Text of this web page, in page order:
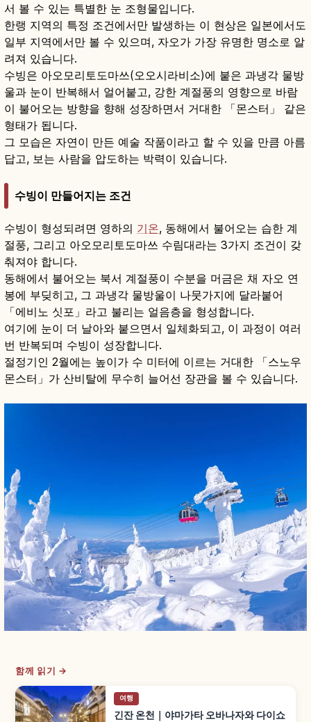
서 볼 수 있는 특별한 눈 조형물입니다.
한랭 지역의 특정 조건에서만 발생하는 이 현상은 일본에서도
일부 지역에서만 볼 수 있으며, 자오가 가장 유명한 명소로 알
려져 있습니다.
수빙은 아오모리토도마쓰(오오시라비소)에 붙은 과냉각 물방
울과 눈이 반복해서 얼어붙고, 강한 계절풍의 영향으로 바람
이 불어오는 방향을 향해 성장하면서 거대한 「몬스터」 같은
형태가 됩니다.
그 모습은 자연이 만든 예술 작품이라고 할 수 있을 만큼 아름
답고, 보는 사람을 압도하는 박력이 있습니다.
수빙이 만들어지는 조건
수빙이 형성되려면 영하의 기온, 동해에서 불어오는 습한 계
절풍, 그리고 아오모리토도마쓰 수림대라는 3가지 조건이 갖
춰져야 합니다.
동해에서 불어오는 북서 계절풍이 수분을 머금은 채 자오 연
봉에 부딪히고, 그 과냉각 물방울이 나뭇가지에 달라붙어
「에비노 싯포」라고 불리는 얼음층을 형성합니다.
여기에 눈이 더 날아와 붙으면서 일체화되고, 이 과정이 여러
번 반복되며 수빙이 성장합니다.
절정기인 2월에는 높이가 수 미터에 이르는 거대한 「스노우
몬스터」가 산비탈에 무수히 늘어선 장관을 볼 수 있습니다.
함께 읽기 →
여행
긴잔 온천｜야마가타 오바나자와 다이쇼